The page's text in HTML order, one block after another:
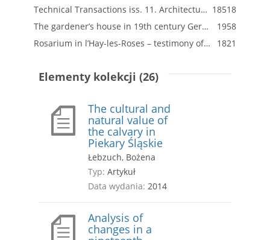
Technical Transactions iss. 11. Architecture iss. 6-A 18518
The gardener’s house in 19th century German architectural and landscape traditions
1958
Rosarium in l’Hay-les-Roses – testimony of the contemporary standing of rose gardens from the late 19th and early 20th century
1821
Elementy kolekcji (26)
The cultural and
natural value of
the calvary in
Piekary Śląskie
Łebzuch, Bożena
Typ: Artykuł
Data wydania: 2014
Analysis of
changes in a